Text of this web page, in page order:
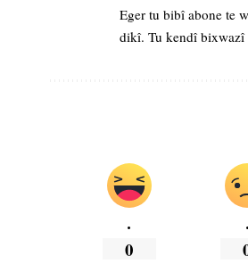
Eger tu bibî abone te
dikî. Tu kendî
.
0
.